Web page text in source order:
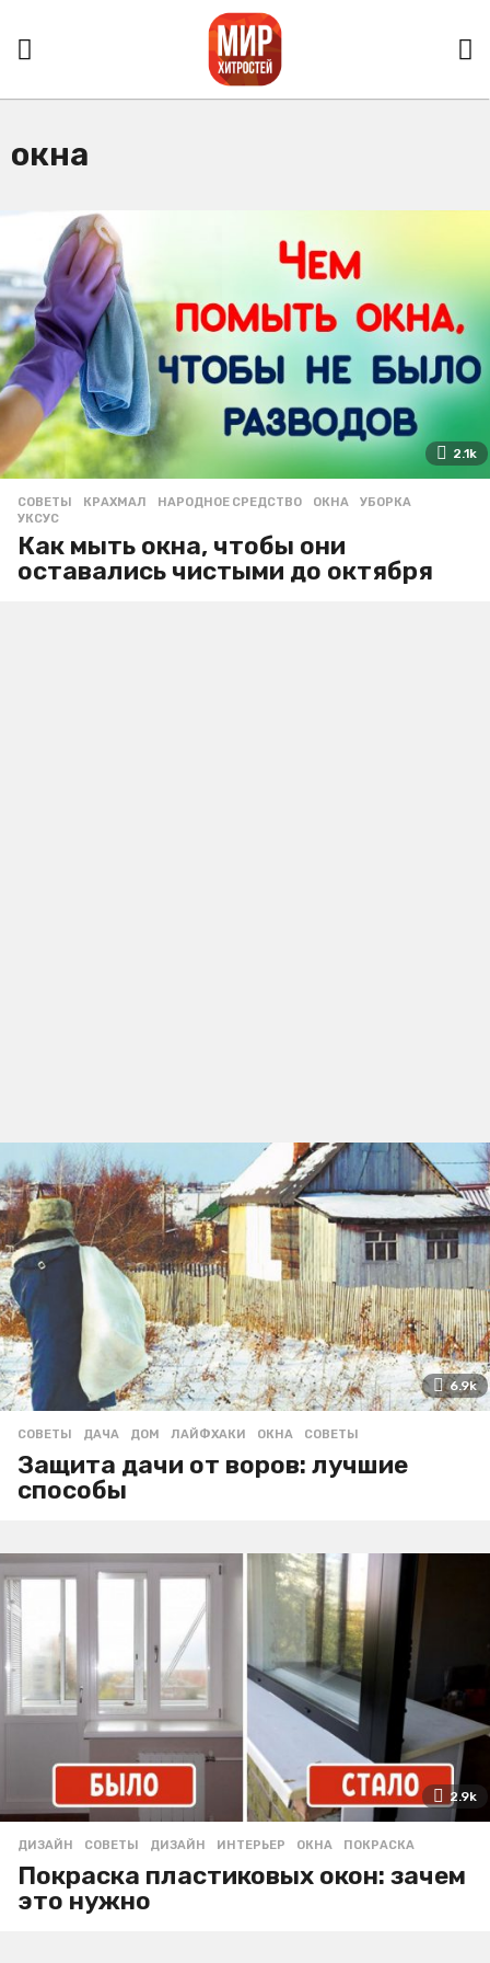
окна
2.1k
СОВЕТЫ КРАХМАЛ ,НАРОДНОЕ СРЕДСТВО ,ОКНА ,УБОРКА
УКСУС
Как мыть окна, чтобы они
оставались чистыми до октября
6.9k
СОВЕТЫ ДАЧА ,ДОМ ,ЛАЙФХАКИ ,ОКНА ,СОВЕТЫ
Защита дачи от воров: лучшие
способы
2.9k
ДИЗАЙН ,СОВЕТЫ ДИЗАЙН ,ИНТЕРЬЕР ,ОКНА ,ПОКРАСКА
Покраска пластиковых окон: зачем
это нужно